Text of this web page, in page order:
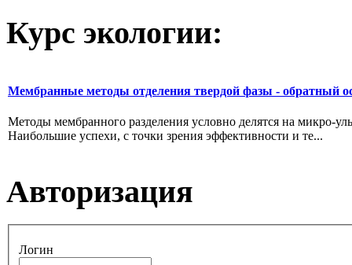
Курс экологии:
Мембранные методы отделения твердой фазы - обратный
Методы мембранного разделения условно делятся на микро-
Наибольшие успехи, с точки зрения эффективности и те...
Авторизация
Логин